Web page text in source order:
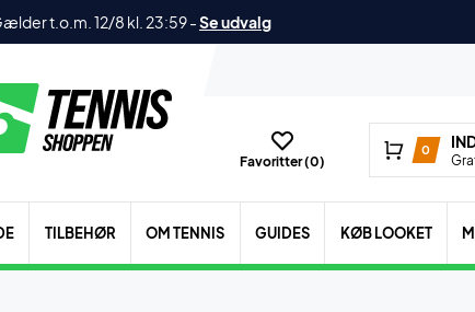
t.o.m. 12/8 kl. 23:59-Se udvalg
Favoritter (0)
0
TILBEHØR OM TENNIS GUIDES KØB LOOKET